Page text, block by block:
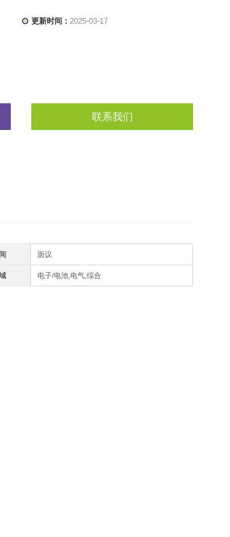
更新时间： 2025-03-17
联系我们
面议
电子/电池,电气,综合